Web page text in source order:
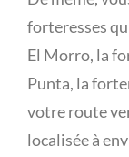
forteresses
El Morro, la
Punta, la
votre route
localisée à